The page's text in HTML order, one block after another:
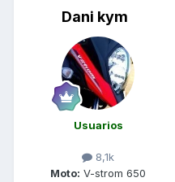
Dani kym
Usuarios
8,1k
Moto: V-strom 650